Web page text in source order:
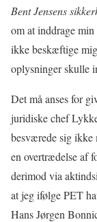
Bent Jensens
om at inddrage
ikke beskæftige
oplysninger skulle
Det må anses for
juridiske chef
besværede sig ikke
en overtrædelse af
derimod via
at jeg ifølge PET
Hans Jørgen